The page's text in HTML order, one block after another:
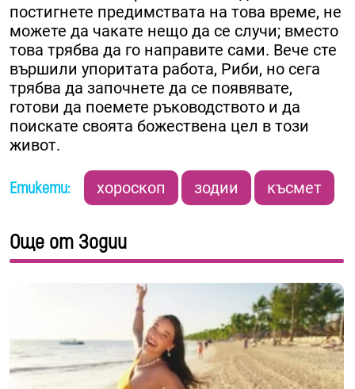
постигнете предимствата на това време, не
можете да чакате нещо да се случи; вместо
това трябва да го направите сами. Вече сте
вършили упоритата работа, Риби, но сега
трябва да започнете да се появявате,
готови да поемете ръководството и да
поискате своята божествена цел в този
живот.
Етикети: хороскоп зодии късмет
Още от Зодии